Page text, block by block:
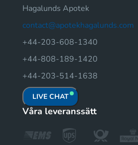
Hagalunds Apotek
contact@apotekhagalunds.com
+44-203-608-1340
+44-808-189-1420
+44-203-514-1638
LIVE CHAT
Våra leveranssätt